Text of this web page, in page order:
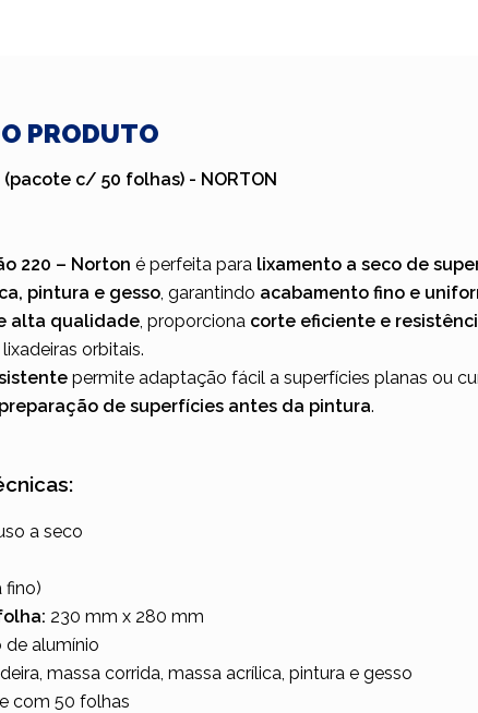
PRODUTO
(pacote c/ 50 folhas) - NORTON
220 – Norton é perfeita para lixamento a seco de
pintura e gesso, garantindo acabamento fino e
alta qualidade, proporciona corte eficiente e
orbitais.
permite adaptação fácil a superfícies planas ou
de superfícies antes da pintura.
a seco
fino)
230 mm x 280 mm
de alumínio
massa corrida, massa acrílica, pintura e gesso
com 50 folhas